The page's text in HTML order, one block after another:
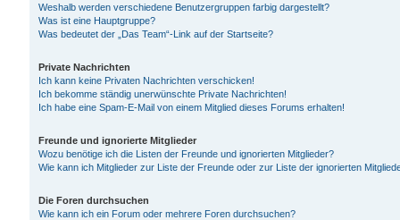
Weshalb werden verschiedene Benutzergruppen farbig dargestellt?
Was ist eine Hauptgruppe?
Was bedeutet der „Das Team“-Link auf der Startseite?
Private Nachrichten
Ich kann keine Privaten Nachrichten verschicken!
Ich bekomme ständig unerwünschte Private Nachrichten!
Ich habe eine Spam-E-Mail von einem Mitglied dieses Forums erhalten!
Freunde und ignorierte Mitglieder
Wozu benötige ich die Listen der Freunde und ignorierten Mitglieder?
Wie kann ich Mitglieder zur Liste der Freunde oder zur Liste der ignorierten
Die Foren durchsuchen
Wie kann ich ein Forum oder mehrere Foren durchsuchen?